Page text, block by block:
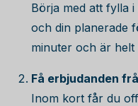
Börja med att fylla
och din planerade
minuter och är
Få erbjudanden
Inom kort får du